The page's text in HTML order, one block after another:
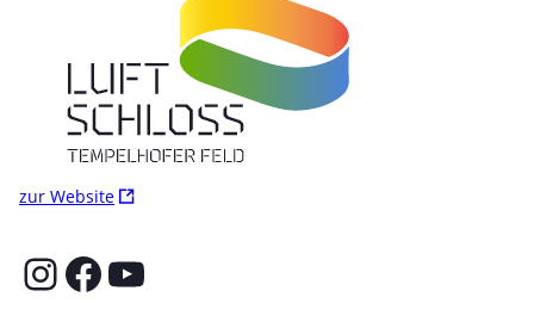
zur Website
Ö
nInstagramFacebook YouTube